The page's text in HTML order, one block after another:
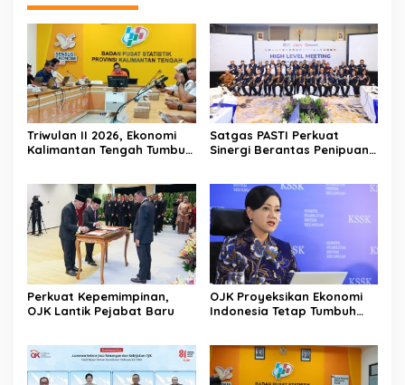
Triwulan II 2026, Ekonomi
Kalimantan Tengah Tumbuh
Satgas PASTI Perkuat
Sinergi Berantas Penipuan
Perkuat Kepemimpinan,
OJK Lantik Pejabat Baru
OJK Proyeksikan Ekonomi
Indonesia Tetap Tumbuh